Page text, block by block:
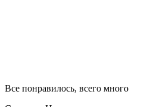
Все понравилось, всего много